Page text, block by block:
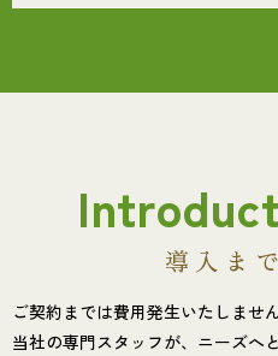
導入ま
ご契約までは費用発生いたしません
当社の専門スタッフが、ニーズへ